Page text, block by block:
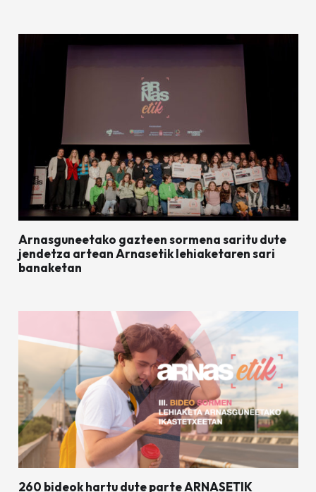
Arnasguneetako gazteen sormena saritu dute
jendetza artean Arnasetik lehiaketaren sari
banaketan
260 bideok hartu dute parte ARNASETIK